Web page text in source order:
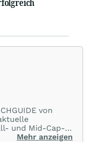
von
und Mid-Cap-
und -
Mehr anzeigen